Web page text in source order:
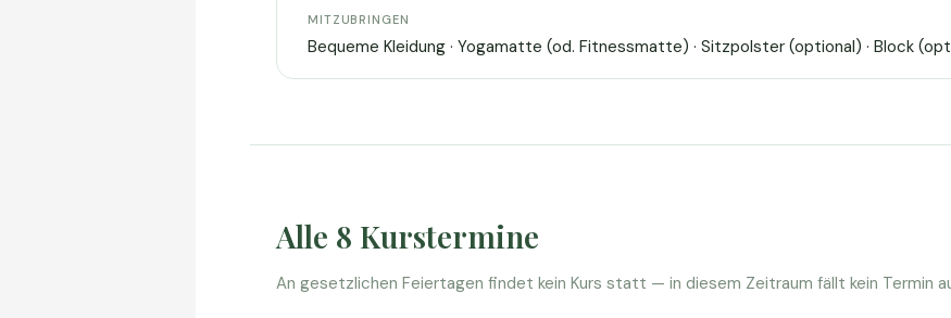
MITZUBRINGEN
Bequeme Kleidung · Yogamatte (od. Fitnessmatte) · Sitzpolster (optional) · Block
Alle 8 Kurstermine
An gesetzlichen Feiertagen findet kein Kurs statt — in diesem Zeitraum fällt kein Termin